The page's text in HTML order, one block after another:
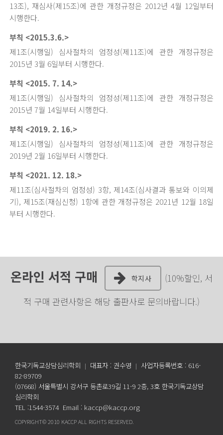
13조), 재심사(제15조)에 관한 개정규정은 2012년 4월 12일부터
시행한다.
부칙 <2015.3.6.>
제1조(시행일) 심사절차의 엄정성(제11조)에 관한 개정규정은
2015년 3월 6일부터 시행한다.
부칙 <2015. 7. 14.>
제1조(시행일) 심사절차의 엄정성(제11조)에 관한 개정규정은
2015년 7월 14일부터 시행한다.
부칙 <2019. 2. 16.>
제1조(시행일) 심사절차의 엄정성(제11조)에 관한 개정규정은
2019년 2월 16일부터 시행한다.
부칙 <2021. 12. 18.>
제11조(심사절차의 엄정성) 3항, 제14조(심사결과 통보와 이의제
기), 제15조(재심신청) 1항에 관한 개정규정은 2021년 12월 18일
부터 시행한다.
온라인 서적 구매 학지사
(10%할인, 서
적 구매 관련사항은 해당 출판사로 문의바랍니다.)
한국기독교상담심리학회 | 대표자 : 권수영 |
사업자등록번호 : 616-
82-89709
(07668) 서울특별시 강서구 등촌로39길 11-9 2층, 3호 한국기독교상담
심리학회
TEL :1544-3574 Email : kaccp@kaccp.org
COPYRIGHT©2010 KACCP ALL RIGHTS RESERVED.